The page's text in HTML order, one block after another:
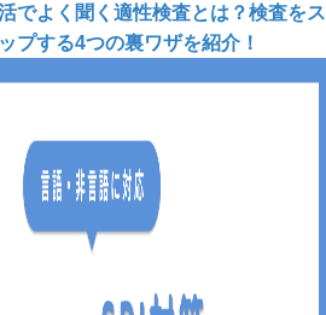
でよく聞く適性検査とは？検査をス
プする4つの裏ワザを紹介！